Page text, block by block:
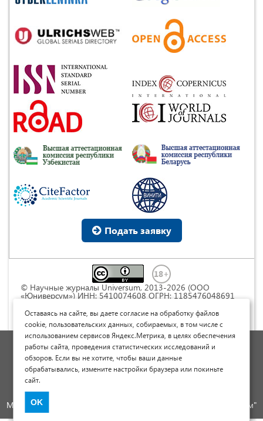
Подать заявку
© Научные журналы Universum, 2013-2026 (ООО
«Юниверсум») ИНН: 5410074608 ОГРН: 1185476048691
Commons « Attribution» («Атрибуция») 4.0
Непортированная
Политика обработки персональных данных
Договор оферты
Опубликовать научную статью
Международный научно-исследовательский журнал "Юниверсум"
Оставаясь на сайте, вы даете согласие на обработку файлов
cookie, пользовательских данных, собираемых, в том числе с
использованием сервисов Яндекс.Метрика, в целях обеспечения
работы сайта, проведения статистических исследований и
обзоров. Если вы не хотите, чтобы ваши данные
обрабатывались, измените настройки браузера или покиньте
сайт.
OK